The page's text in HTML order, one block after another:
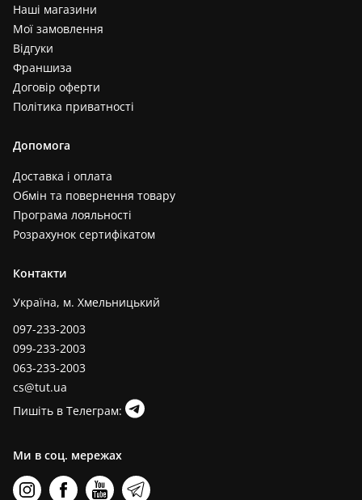
Наші магазини
Мої замовлення
Відгуки
Франшиза
Договір оферти
Політика приватності
Допомога
Доставка і оплата
Обмін та повернення товару
Програма лояльності
Розрахунок сертифікатом
Контакти
Україна, м. Хмельницький
097-233-2003
099-233-2003
063-233-2003
cs@tut.ua
Пишіть в Телеграм:
Ми в соц. мережах